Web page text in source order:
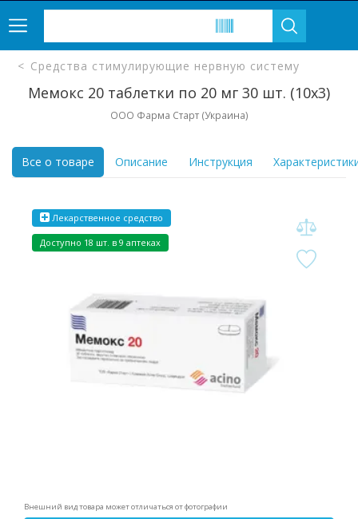
Средства стимулирующие нервную систему
Мемокс 20 таблетки по 20 мг 30 шт. (10х3)
ООО Фарма Старт (Украина)
Все о товаре Описание Инструкция
Лекарственное средство
Доступно 18 шт. в 9 аптеках
Внешний вид товара может отличаться от фотографии